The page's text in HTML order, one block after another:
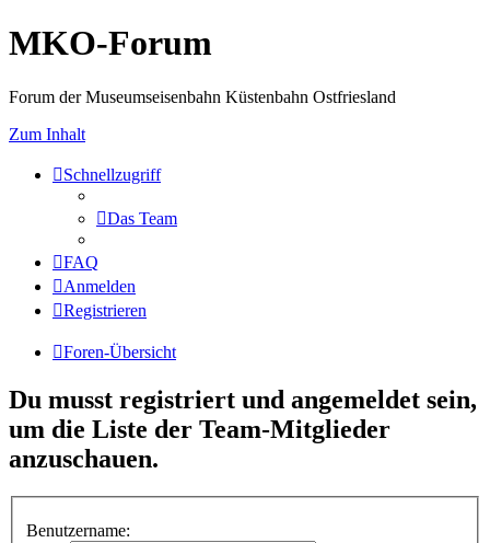
MKO-Forum
Forum der Museumseisenbahn Küstenbahn Ostfriesland
Zum Inhalt
Schnellzugriff
Das Team
FAQ
Anmelden
Registrieren
Foren-Übersicht
Du musst registriert und angemeldet sein,
um die Liste der Team-Mitglieder
anzuschauen.
Benutzername: